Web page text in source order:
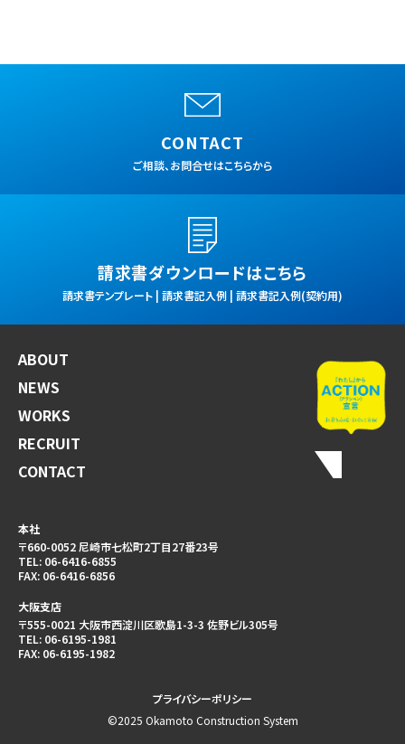
CONTACT
ご相談、お問合せはこちらから
請求書ダウンロードはこちら
請求書テンプレート | 請求書記入例 | 請求書記入例(契約用)
本社
〒660-0052 尼崎市七松町2丁目27番23号
TEL: 06-6416-6855
FAX: 06-6416-6856
大阪支店
〒555-0021 大阪市西淀川区歌島1-3-3 佐野ビル305号
TEL: 06-6195-1981
FAX: 06-6195-1982
ABOUT
NEWS
WORKS
RECRUIT
CONTACT
プライバシーポリシー
©2025 Okamoto Construction System